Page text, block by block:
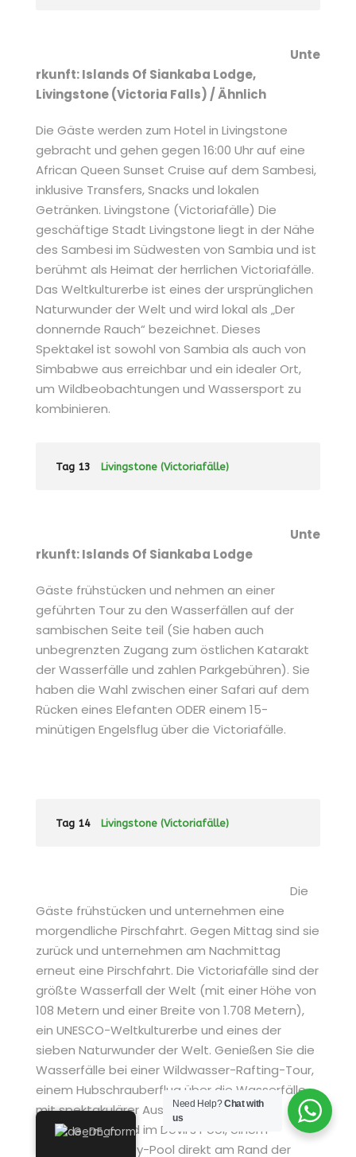
Unte
rkunft: Islands Of Siankaba Lodge,
Livingstone (Victoria Falls) / Ähnlich
Die Gäste werden zum Hotel in Livingstone
gebracht und gehen gegen 16:00 Uhr auf eine
African Queen Sunset Cruise auf dem Sambesi,
inklusive Transfers, Snacks und lokalen
Getränken. Livingstone (Victoriafälle) Die
geschäftige Stadt Livingstone liegt in der Nähe
des Sambesi im Südwesten von Sambia und ist
berühmt als Heimat der herrlichen Victoriafälle.
Das Weltkulturerbe ist eines der ursprünglichen
Naturwunder der Welt und wird lokal als „Der
donnernde Rauch“ bezeichnet. Dieses
Spektakel ist sowohl von Sambia als auch von
Simbabwe aus erreichbar und ein idealer Ort,
um Wildbeobachtungen und Wassersport zu
kombinieren.
Tag 13 Livingstone (Victoriafälle)
Unte
rkunft: Islands Of Siankaba Lodge
Gäste frühstücken und nehmen an einer
geführten Tour zu den Wasserfällen auf der
sambischen Seite teil (Sie haben auch
unbegrenzten Zugang zum östlichen Katarakt
der Wasserfälle und zahlen Parkgebühren). Sie
haben die Wahl zwischen einer Safari auf dem
Rücken eines Elefanten ODER einem 15-
minütigen Engelsflug über die Victoriafälle.
Tag 14 Livingstone (Victoriafälle)
Die
Gäste frühstücken und unternehmen eine
morgendliche Pirschfahrt. Gegen Mittag sind sie
zurück und unternehmen am Nachmittag
erneut eine Pirschfahrt. Die Victoriafälle sind der
größte Wasserfall der Welt (mit einer Höhe von
108 Metern und einer Breite von 1.708 Metern),
ein UNESCO-Weltkulturerbe und eines der
sieben Naturwunder der Welt. Genießen Sie die
Wasserfälle bei einer Wildwasser-Rafting-Tour,
einem Hubschrauberflug über die Wasserfälle
mit spektakulärer Aussicht oder einem
aufregenden Bad im Devil's Pool, einem
natürlichen Infinity-Pool direkt am Rand der
German
Need Help?Chat with
us